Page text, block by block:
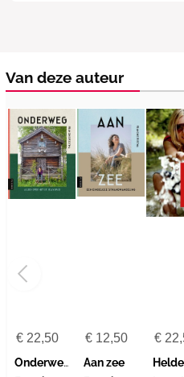
Van deze auteur
€22,50
Onderweg
€12,50
Aan zee
€